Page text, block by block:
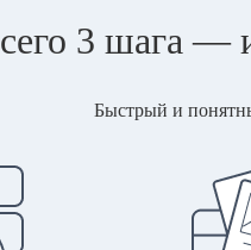
3 шага —
Быстрый и